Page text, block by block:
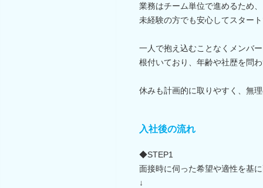
業務はチーム単位で進めるため、
未経験の方でも安心してスター
一人で抱え込むことなくメンバ
根付いており、年齢や社歴を問
休みも計画的に取りやすく、無
入社後の流れ
◆STEP1
面接時に伺った希望や適性を基
↓